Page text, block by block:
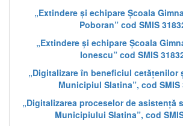
„Extindere și echipare Școala
Poboran” cod SMIS
„Extindere și echipare Școala
Ionescu” cod SMIS
„Digitalizare în beneficiul cetățenilor
Municipiul Slatina”, cod SMIS
„Digitalizarea proceselor de asistență
Municipiului Slatina”, cod